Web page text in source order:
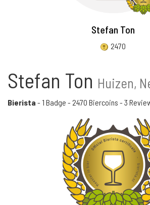
Stefan Ton
2470
Stefan Ton Huizen,
Bierista - 1 Badge - 2470 Biercoins - 3